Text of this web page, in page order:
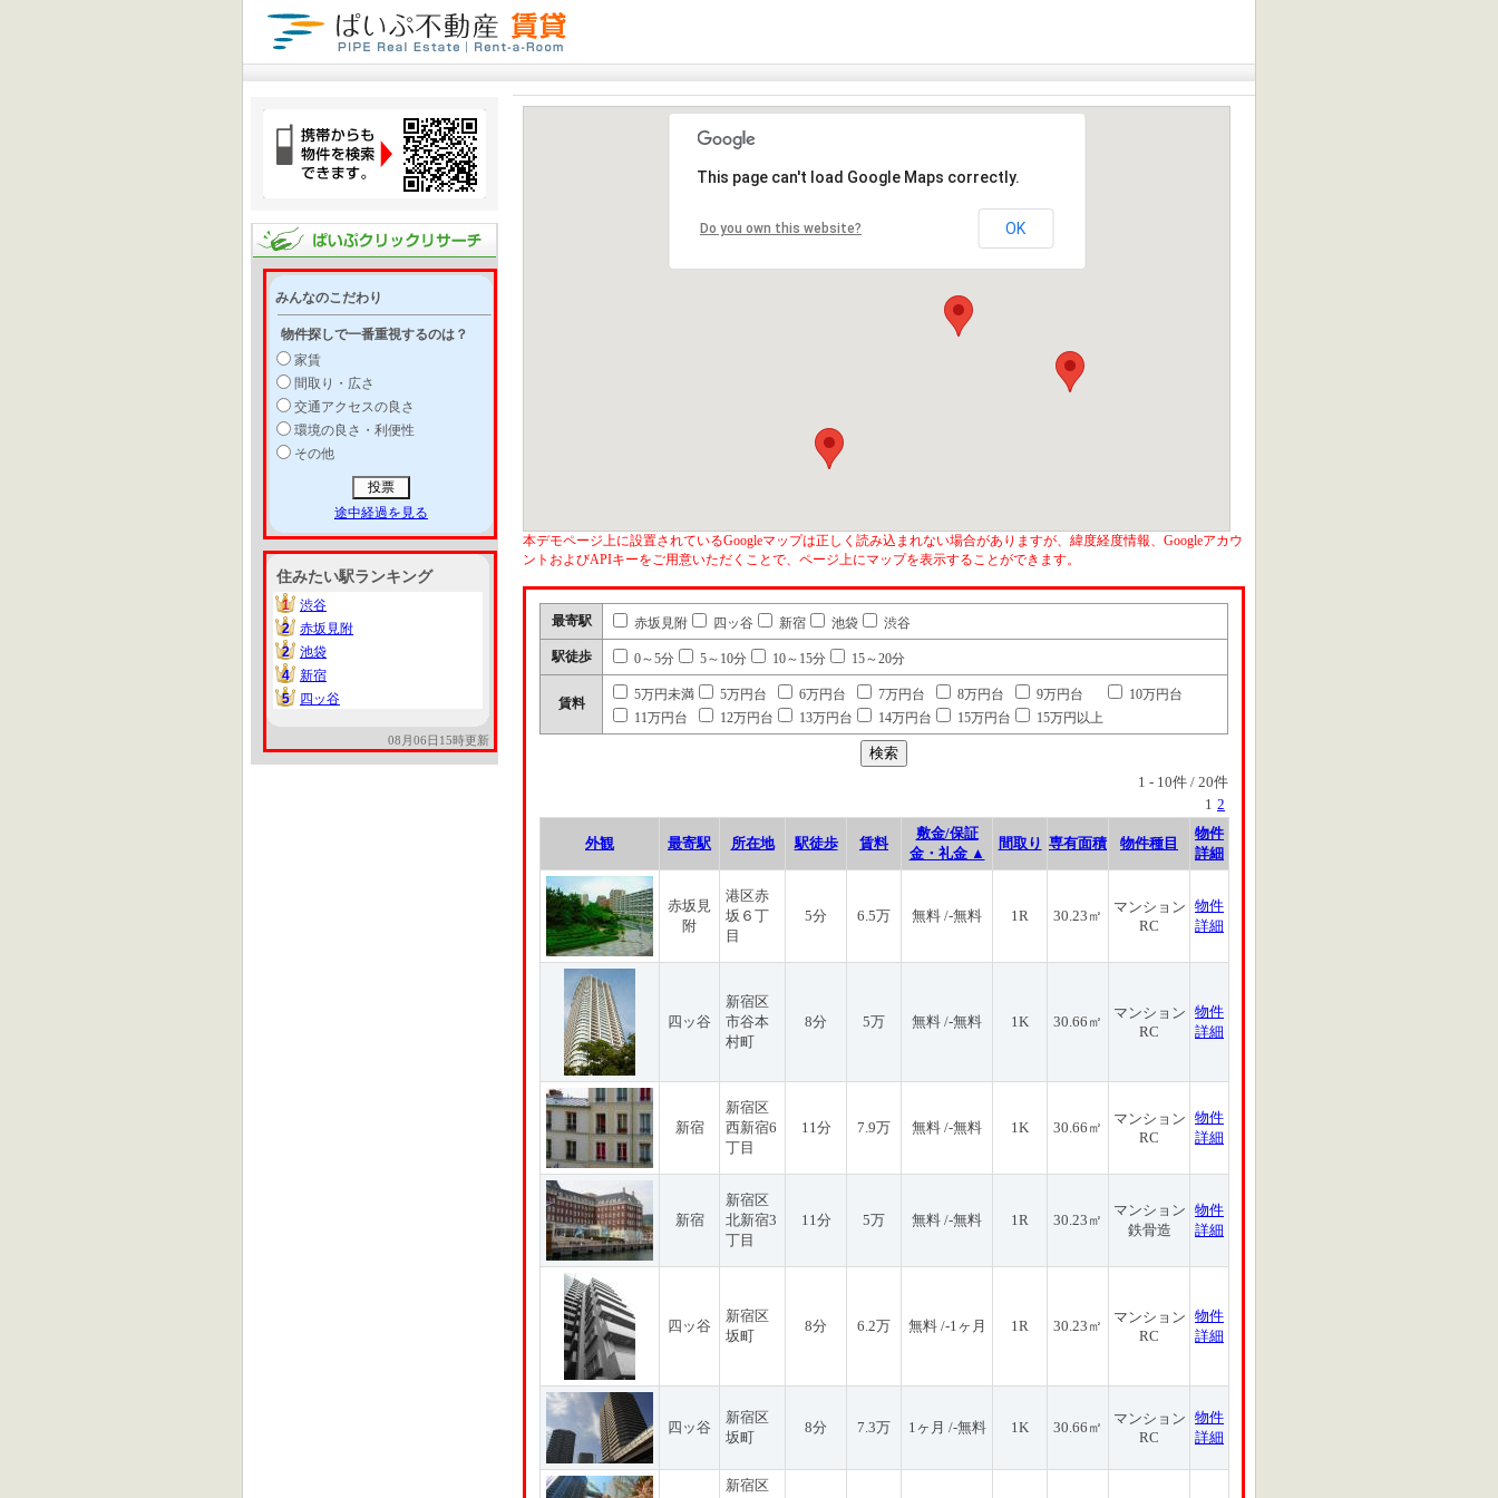
みんなのこだわり
物件探しで一番重視するのは？
家賃
間取り・広さ
交通アクセスの良さ
環境の良さ・利便性
その他
途中経過を見る
住みたい駅ランキング
1
1
渋谷
2
2
赤坂見附
2
2
池袋
4
4
新宿
5
5 四ッ谷
08月06日15時更新
This page can't load Google Maps correctly.
Do you own this website? OK
本デモページ上に設置されているGoogleマップは正しく読み込まれない場合がありますが、緯度経度情報、Googleアカウ
ントおよびAPIキーをご用意いただくことで、ページ上にマップを表示することができます。
最寄駅 赤坂見附 四ッ谷 新宿 池袋 渋谷
駅徒歩 0～5分 5～10分 10～15分 15～20分
賃料
5万円未満 5万円台 6万円台 7万円台 8万円台 9万円台
10万円台
11万円台
12万円台 13万円台 14万円台 15万円台 15万円以上
1 - 10件 / 20件
1 2
外観 最寄駅 所在地 駅徒歩 賃料
敷金/保証
金・礼金 ▲
間取り 専有面積 物件種目
物件
詳細
赤坂見
附
港区赤
坂６丁
目
5分 6.5万 無料 /-無料 1R 30.23㎡
マンション
RC
物件
詳細
四ッ谷
新宿区
市谷本
村町
8分 5万 無料 /-無料 1K 30.66㎡
マンション
RC
物件
詳細
新宿
新宿区
西新宿6
丁目
11分 7.9万 無料 /-無料 1K 30.66㎡
マンション
RC
物件
詳細
新宿
新宿区
北新宿3
丁目
11分 5万 無料 /-無料 1R 30.23㎡
マンション
鉄骨造
物件
詳細
四ッ谷
新宿区
坂町
8分 6.2万 無料 /-1ヶ月 1R 30.23㎡
マンション
RC
物件
詳細
四ッ谷
新宿区
坂町
8分 7.3万 1ヶ月 /-無料 1K 30.66㎡
マンション
RC
物件
詳細
新宿区